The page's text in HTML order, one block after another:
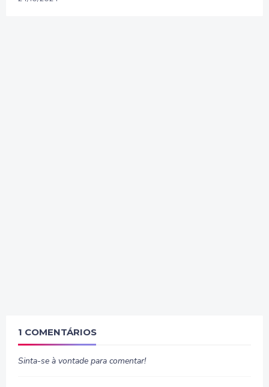
1 COMENTÁRIOS
Sinta-se à vontade para comentar!